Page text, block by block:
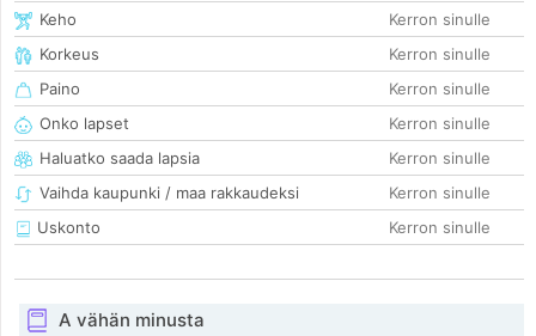
Keho
Kerron sinulle
Korkeus
Kerron sinulle
Paino
Kerron sinulle
Onko lapset
Kerron sinulle
Haluatko saada lapsia
Kerron sinulle
Vaihda kaupunki / maa rakkaudeksi
Kerron sinulle
Uskonto
Kerron sinulle
A vähän minusta